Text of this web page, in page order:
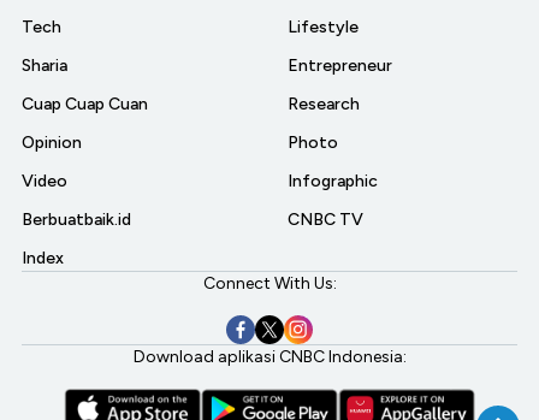
Tech
Sharia
Cuap Cuap Cuan
Opinion
Video
Berbuatbaik.id
Index
Lifestyle
Entrepreneur
Research
Photo
Infographic
CNBC TV
Connect With Us:
Download aplikasi CNBC Indonesia: